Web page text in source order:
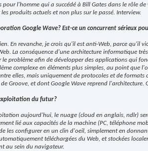
pour l'homme qui a succédé à Bill Gates dans le rôle
produits actuels et non plus sur le passé. Interview.
Google Wave? Est-ce un concurrent sérieux
En revanche, je crois qu'il est anti-Web, parce qu'il
La conséquence d'une architecture informatique
problème afin de développer des applications qui
complexe en éléments plus simples, au point que
elles, mais uniquement de protocoles et de formats
Groove, et dont Google Wave reprend l'architecture.
du futur?
aujourd'hui, le nuage (cloud en anglais, ndlr)
lié aux capacités de la machine (PC, téléphone
les configurer en un clin d'oeil, simplement en
téléchargées du Web, et stockées
au sein du navigateur.